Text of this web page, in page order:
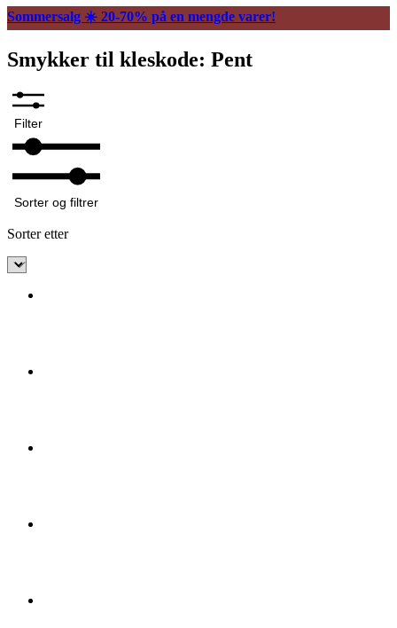
Sommersalg ☀️ 20-70% på en mengde varer!
Smykker til kleskode: Pent
Filter
Sorter og filtrer
Sorter etter